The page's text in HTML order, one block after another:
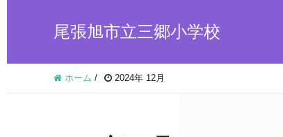
尾張旭市立三郷小学校
ホーム / 2024年 12月